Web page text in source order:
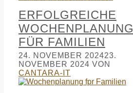
ERFOLGREICHE
WOCHENPLANUNG
FÜR FAMILIEN
24. NOVEMBER 202423.
NOVEMBER 2024 VON
CANTARA-IT